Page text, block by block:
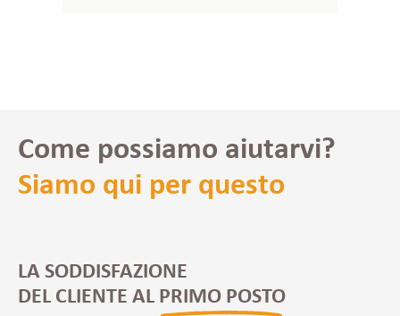
Come possiamo aiutarvi?
Siamo qui per questo
LA SODDISFAZIONE
DEL CLIENTE AL PRIMO POSTO